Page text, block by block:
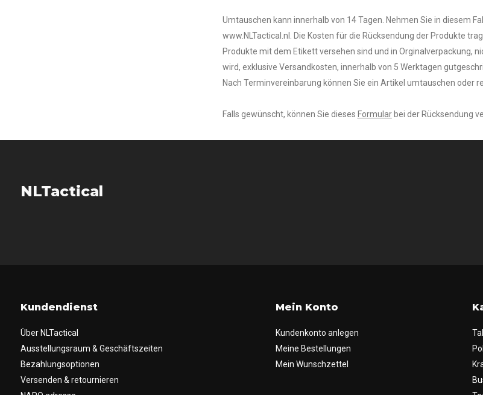
Umtauschen kann innerhalb von 14 Tagen. Nehmen Sie in diesem
www.NLTactical.nl. Die Kosten für die Rücksendung der Produkte
Produkte mit dem Etikett versehen sind und in Orginalverpackung,
wird, exklusive Versandkosten, innerhalb von 5 Werktagen
Nach Terminvereinbarung können Sie ein Artikel umtauschen oder
Falls gewünscht, können Sie dieses Formularbei der Rücksendung
NLTactical
Kundendienst
Über NLTactical
Ausstellungsraum & Geschäftszeiten
Bezahlungsoptionen
Versenden & retournieren
Mein Konto
Kundenkonto anlegen
Meine Bestellungen
Mein Wunschzettel